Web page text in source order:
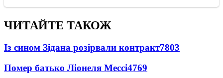
ЧИТАЙТЕ ТАКОЖ
Із сином Зідана розірвали контракт7803
Помер батько Ліонеля Мессі4769